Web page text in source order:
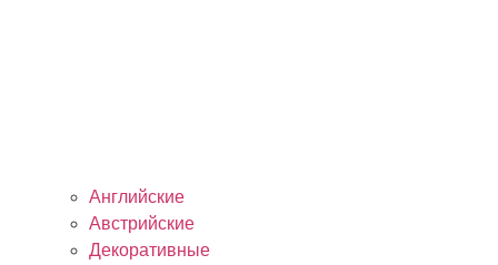
Английские
Австрийские
Декоративные